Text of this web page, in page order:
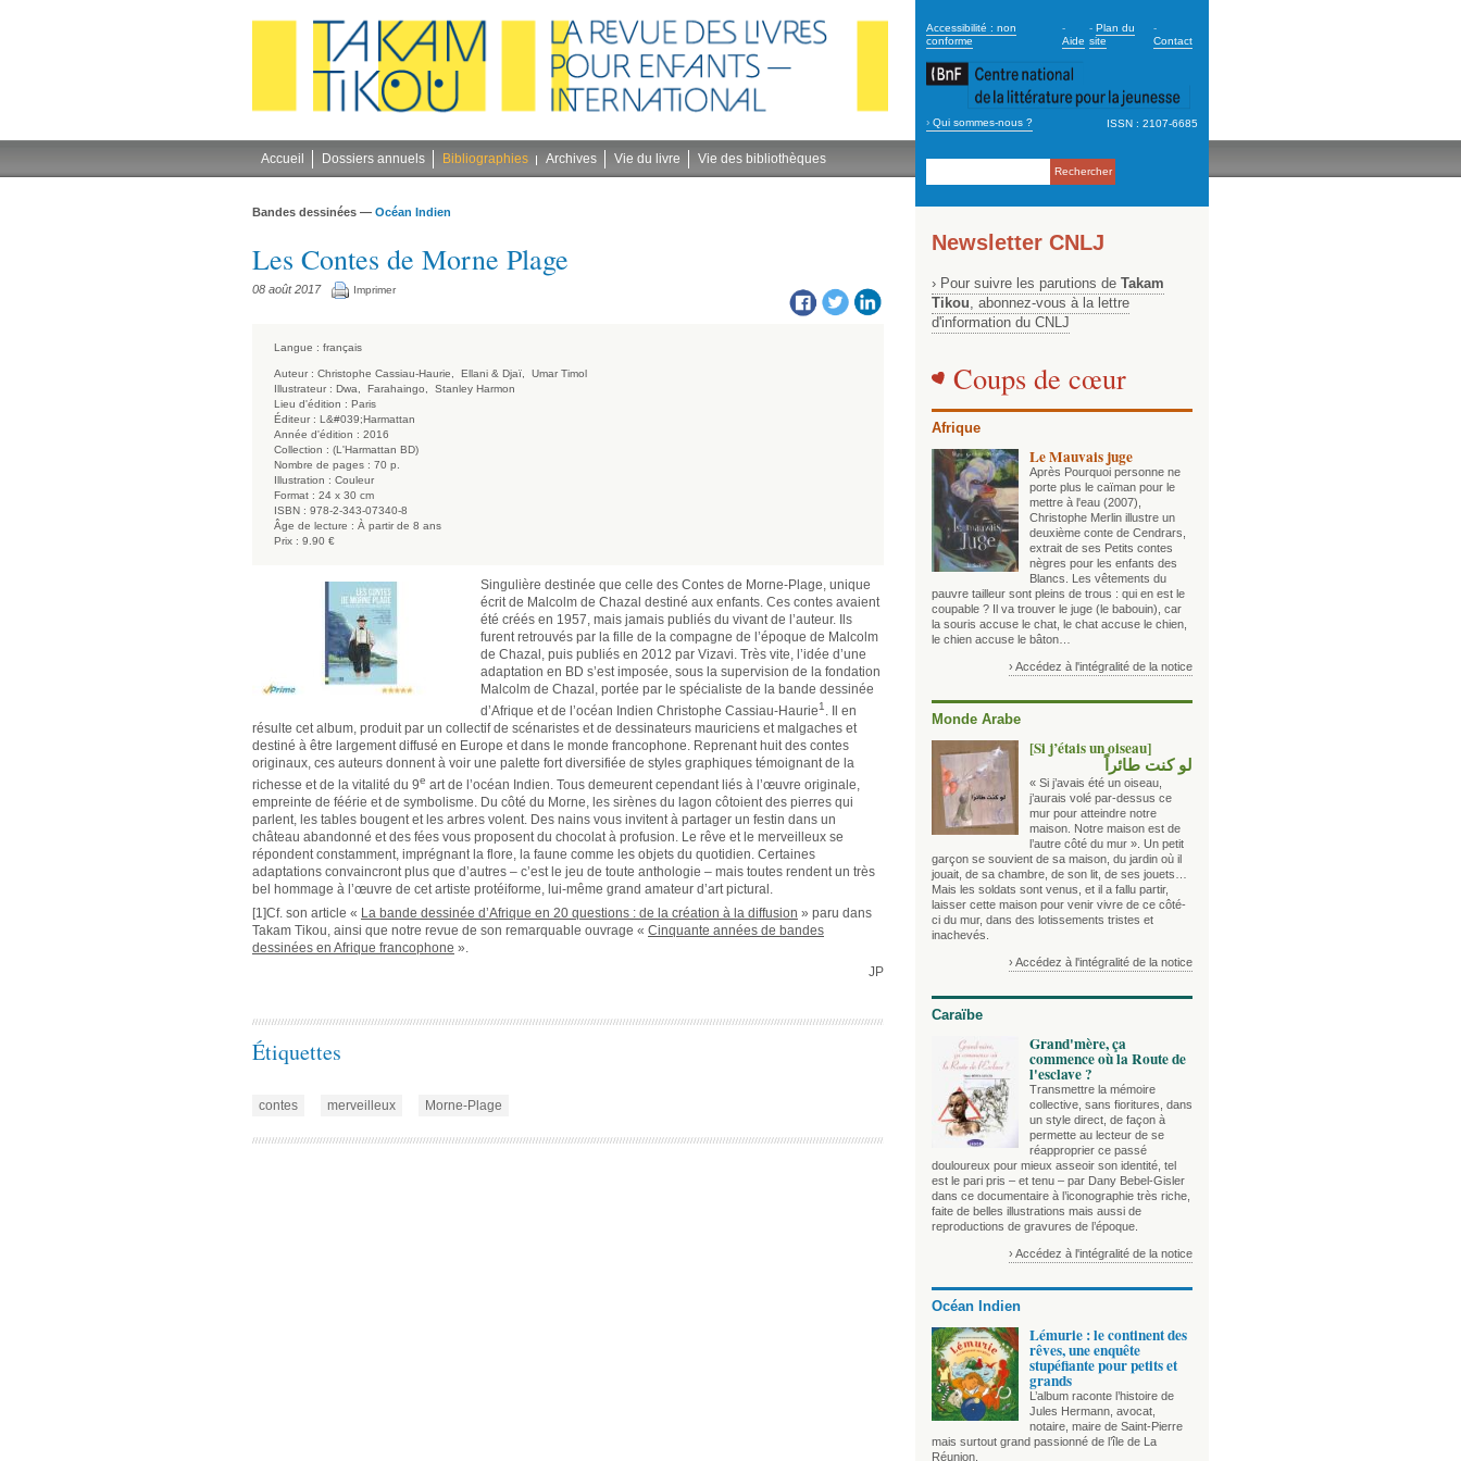
secondary_2
Accessibilité : non
conforme
-
Aide
-Plan du
site
-
Contact
Navigation
› Qui sommes-nous ? ISSN : 2107-6685
Accueil Dossiers annuels Bibliographies Archives Vie du livre Vie des bibliothèques
Bandes dessinées — Océan Indien
Les Contes de Morne Plage
08 août 2017 Imprimer
Langue : français
Auteur : Christophe Cassiau-Haurie, Ellani & Djaï,
Umar Timol
Illustrateur : Dwa, Farahaingo,
Stanley Harmon
Lieu d'édition : Paris
Éditeur : L&#039;Harmattan
Année d'édition : 2016
Collection : (L'Harmattan BD)
Nombre de pages : 70 p.
Illustration : Couleur
Format : 24 x 30 cm
ISBN : 978-2-343-07340-8
Âge de lecture : À partir de 8 ans
Prix : 9.90 €
Singulière destinée que celle des Contes de Morne-Plage, unique
écrit de Malcolm de Chazal destiné aux enfants. Ces contes avaient
été créés en 1957, mais jamais publiés du vivant de l’auteur. Ils
furent retrouvés par la fille de la compagne de l’époque de Malcolm
de Chazal, puis publiés en 2012 par Vizavi. Très vite, l’idée d’une
adaptation en BD s’est imposée, sous la supervision de la fondation
Malcolm de Chazal, portée par le spécialiste de la bande dessinée
d’Afrique et de l’océan Indien Christophe Cassiau-Haurie1
. Il en
résulte cet album, produit par un collectif de scénaristes et de dessinateurs mauriciens et malgaches et
destiné à être largement diffusé en Europe et dans le monde francophone. Reprenant huit des contes
originaux, ces auteurs donnent à voir une palette fort diversifiée de styles graphiques témoignant de la
richesse et de la vitalité du 9e art de l’océan Indien. Tous demeurent cependant liés à l’œuvre originale,
empreinte de féérie et de symbolisme. Du côté du Morne, les sirènes du lagon côtoient des pierres qui
parlent, les tables bougent et les arbres volent. Des nains vous invitent à partager un festin dans un
château abandonné et des fées vous proposent du chocolat à profusion. Le rêve et le merveilleux se
répondent constamment, imprégnant la flore, la faune comme les objets du quotidien. Certaines
adaptations convaincront plus que d’autres – c’est le jeu de toute anthologie – mais toutes rendent un très
bel hommage à l’œuvre de cet artiste protéiforme, lui-même grand amateur d’art pictural.
[1]Cf. son article « La bande dessinée d’Afrique en 20 questions : de la création à la diffusion » paru dans
Takam Tikou, ainsi que notre revue de son remarquable ouvrage « Cinquante années de bandes
dessinées en Afrique francophone ».
JP
Étiquettes
contes merveilleux Morne-Plage
Newsletter CNLJ
› Pour suivre les parutions de Takam
Tikou, abonnez-vous à la lettre
d'information du CNLJ
Coups de cœur
Afrique
Le Mauvais juge
Après Pourquoi personne ne
porte plus le caïman pour le
mettre à l'eau (2007),
Christophe Merlin illustre un
deuxième conte de Cendrars,
extrait de ses Petits contes
nègres pour les enfants des
Blancs. Les vêtements du
pauvre tailleur sont pleins de trous : qui en est le
coupable ? Il va trouver le juge (le babouin), car
la souris accuse le chat, le chat accuse le chien,
le chien accuse le bâton…
› Accédez à l'intégralité de la notice
Monde Arabe
[Si j’étais un oiseau]
لو كنت طائراً
« Si j’avais été un oiseau,
j’aurais volé par-dessus ce
mur pour atteindre notre
maison. Notre maison est de
l’autre côté du mur ». Un petit
garçon se souvient de sa maison, du jardin où il
jouait, de sa chambre, de son lit, de ses jouets…
Mais les soldats sont venus, et il a fallu partir,
laisser cette maison pour venir vivre de ce côté-
ci du mur, dans des lotissements tristes et
inachevés.
› Accédez à l'intégralité de la notice
Caraïbe
Grand'mère, ça
commence où la Route de
l'esclave ?
Transmettre la mémoire
collective, sans fioritures, dans
un style direct, de façon à
permette au lecteur de se
réapproprier ce passé
douloureux pour mieux asseoir son identité, tel
est le pari pris – et tenu – par Dany Bebel-Gisler
dans ce documentaire à l’iconographie très riche,
faite de belles illustrations mais aussi de
reproductions de gravures de l’époque.
› Accédez à l'intégralité de la notice
Océan Indien
Lémurie : le continent des
rêves, une enquête
stupéfiante pour petits et
grands
L’album raconte l’histoire de
Jules Hermann, avocat,
notaire, maire de Saint-Pierre
mais surtout grand passionné de l’île de La
Réunion.